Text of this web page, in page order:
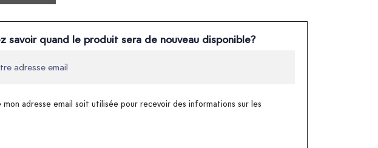
savoir quand le produit sera de nouveau disponible?
adresse email soit utilisée pour recevoir des informations sur les